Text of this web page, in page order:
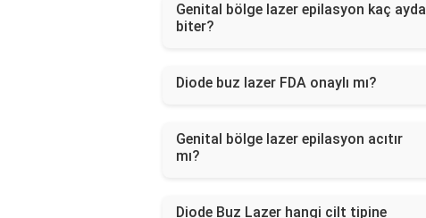
Genital bölge lazer epilasyon kaç ayda
biter?
Diode buz lazer FDA onaylı mı?
Genital bölge lazer epilasyon acıtır
mı?
Diode Buz Lazer hangi cilt tipine